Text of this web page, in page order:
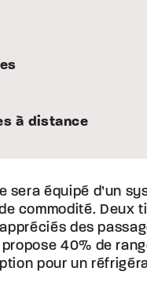
à distance
sera équipé d’un
commodité. Deux
des
40% de
pour un